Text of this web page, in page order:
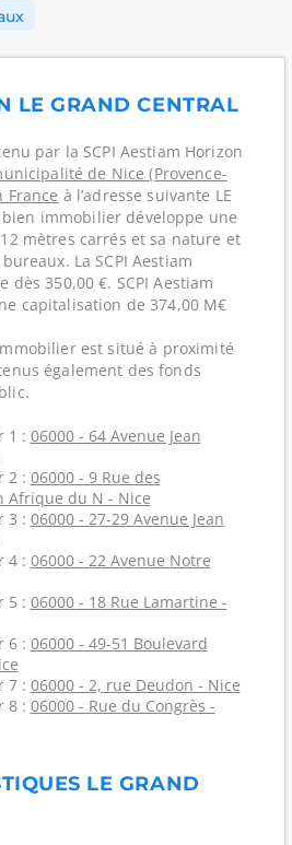
LE GRAND CENTRAL
par la SCPI Aestiam Horizon
de Nice (Provence-
France à l’adresse suivante LE
bien immobilier développe une
mètres carrés et sa nature et
La SCPI Aestiam
dès 350,00 €. SCPI Aestiam
capitalisation de 374,00 M€
est situé à proximité
également des fonds
1 : 06000 - 64 Avenue Jean
2 : 06000 - 9 Rue des
Afrique du N - Nice
3 : 06000 - 27-29 Avenue Jean
4 : 06000 - 22 Avenue Notre
5 : 06000 - 18 Rue Lamartine -
6 : 06000 - 49-51 Boulevard
7 : 06000 - 2, rue Deudon - Nice
8 : 06000 - Rue du Congrès -
LE GRAND